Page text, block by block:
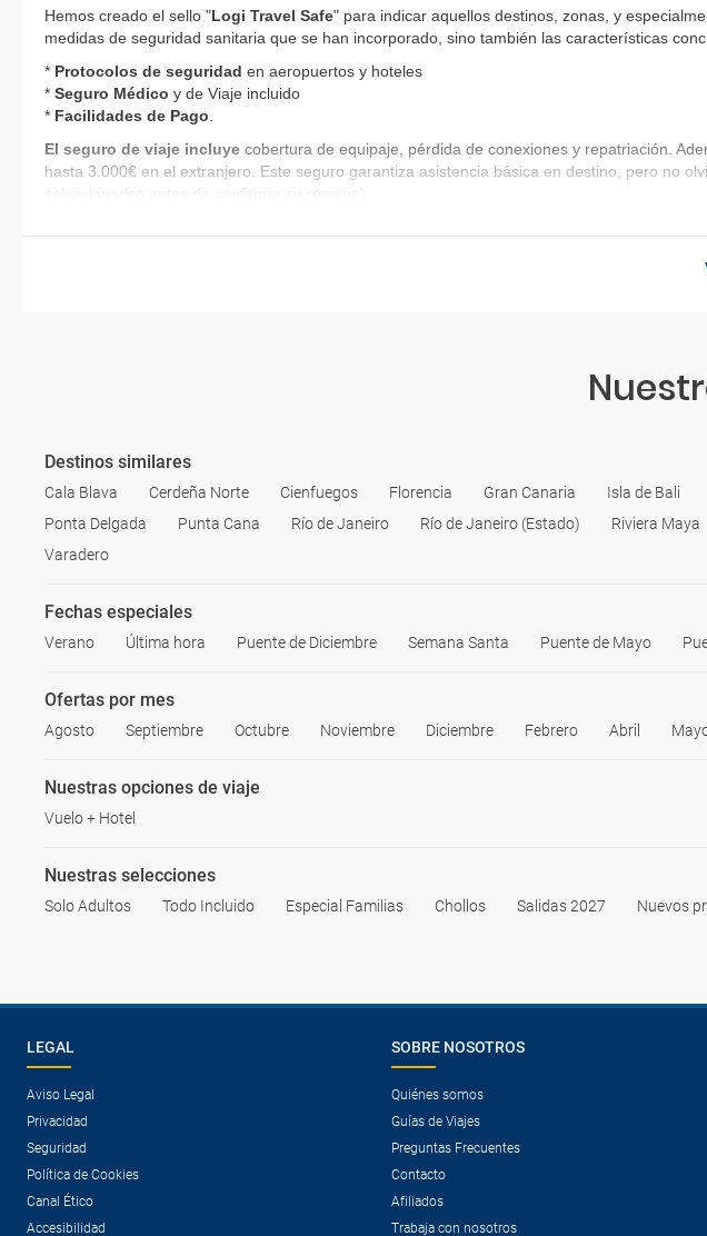
Hemos creado el sello "Logi Travel Safe" para indicar aquellos destinos, zonas, y
medidas de seguridad sanitaria que se han incorporado, sino también las características
* Protocolos de seguridad en aeropuertos y hoteles
* Seguro Médico y de Viaje incluido
* Facilidades de Pago
El seguro de viaje incluye cobertura de equipaje, pérdida de conexiones y repatriación.
hasta 3.000€ en el extranjero. Este seguro garantiza asistencia básica en destino, pero no
seleccionarlos antes de confirmar su reserva).
Destinos similares
Cala Blava Cerdeña Norte Cienfuegos Florencia Gran Canaria Isla de Bali
Ponta Delgada
Punta Cana Río de Janeiro Río de Janeiro (Estado) Riviera Maya
Varadero
Fechas especiales
Verano Última hora Puente de Diciembre Semana Santa Puente de Mayo
Ofertas por mes
Agosto Septiembre Octubre Noviembre Diciembre Febrero Abril
Nuestras opciones de viaje
Vuelo + Hotel
Nuestras selecciones
Solo Adultos Todo Incluido Especial Familias Chollos Salidas 2027 Nuevos
LEGAL
Aviso Legal
Privacidad
Seguridad
Política de Cookies
Canal Ético
Accesibilidad
SOBRE NOSOTROS
Quiénes somos
Guías de Viajes
Preguntas Frecuentes
Contacto
Afiliados
Trabaja con nosotros